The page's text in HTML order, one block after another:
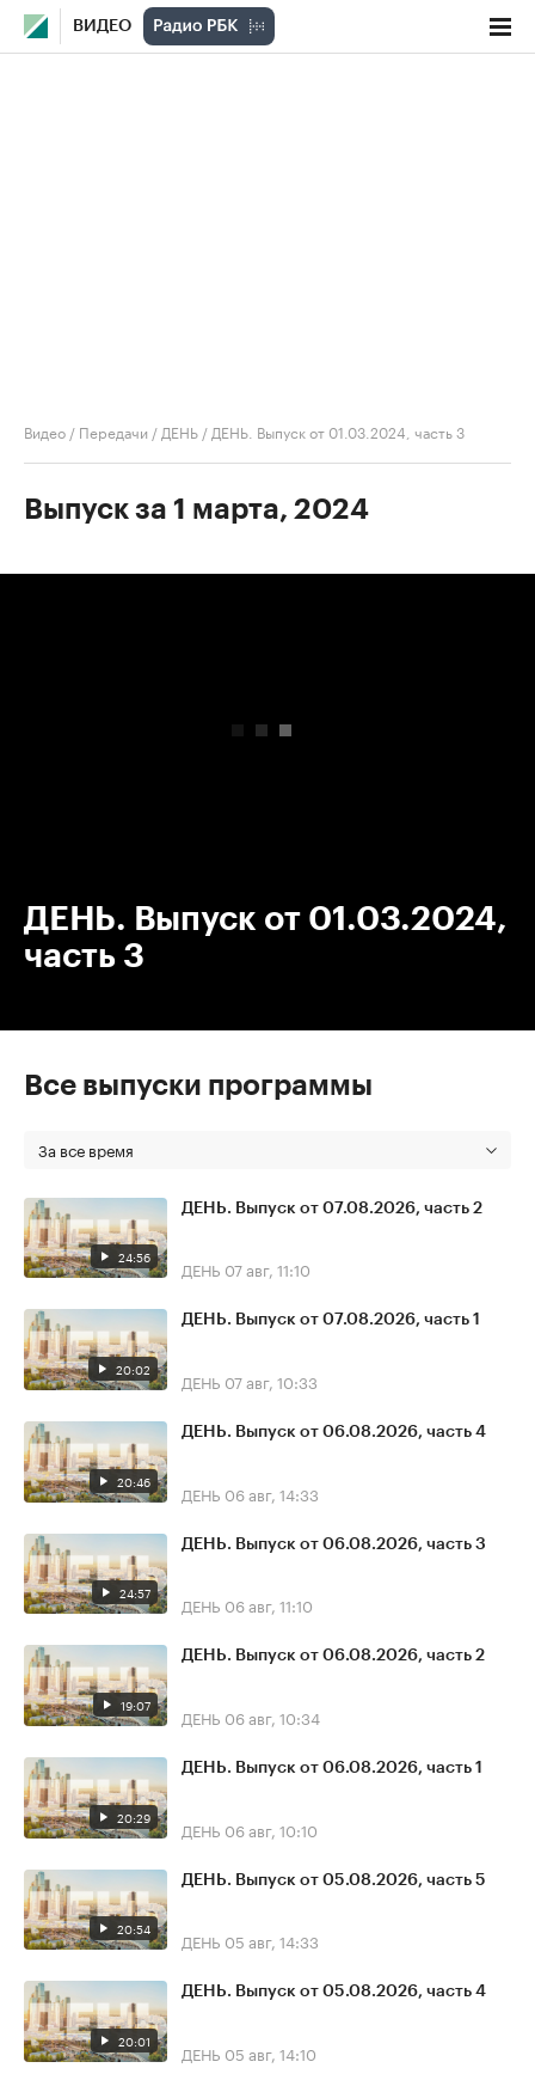
ВИДЕО
Видео / Передачи / ДЕНЬ / ДЕНЬ. Выпуск от 01.03.2024, часть 3
Выпуск за 1 марта, 2024
ДЕНЬ. Выпуск от 01.03.2024,
часть 3
Все выпуски программы
За все время
24:56
ДЕНЬ. Выпуск от 07.08.2026, часть 2
ДЕНЬ 07 авг, 11:10
20:02
ДЕНЬ. Выпуск от 07.08.2026, часть 1
ДЕНЬ 07 авг, 10:33
20:46
ДЕНЬ. Выпуск от 06.08.2026, часть 4
ДЕНЬ 06 авг, 14:33
24:57
ДЕНЬ. Выпуск от 06.08.2026, часть 3
ДЕНЬ 06 авг, 11:10
19:07
ДЕНЬ. Выпуск от 06.08.2026, часть 2
ДЕНЬ 06 авг, 10:34
20:29
ДЕНЬ. Выпуск от 06.08.2026, часть 1
ДЕНЬ 06 авг, 10:10
20:54
ДЕНЬ. Выпуск от 05.08.2026, часть 5
ДЕНЬ 05 авг, 14:33
20:01
ДЕНЬ. Выпуск от 05.08.2026, часть 4
ДЕНЬ 05 авг, 14:10